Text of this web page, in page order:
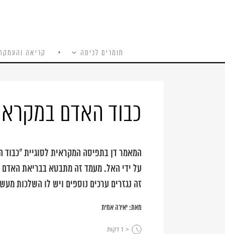
חומרים לכיתה קריאה
כבוד האדם במקרא
המאמר דן בתפיסה המקראית לסוגיית
על ידי האל. מעמד זה מתבטא בבריאת האדם
זה נגזרים ערכים נוספים ויש לו השלכות
מאת:יאירה אמית
< 1 דקות